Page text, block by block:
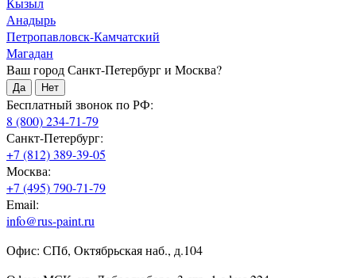
Анадырь
Петропавловск-Камчатский
Магадан
Ваш город Санкт-Петербург и Москва?
Да Нет
Бесплатный звонок по РФ:
8 (800) 234-71-79
Санкт-Петербург:
+7 (812) 389-39-05
Москва:
+7 (495) 790-71-79
Email:
info@rus-paint.ru
Офис: СПб, Октябрьская наб., д.104